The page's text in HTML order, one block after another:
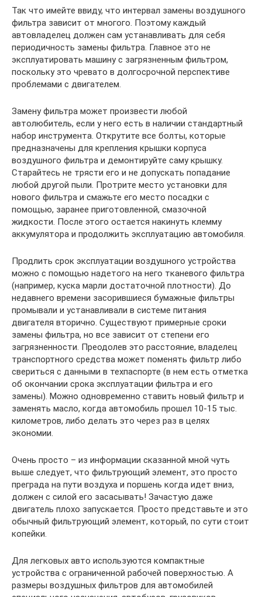
Так что имейте ввиду, что интервал замены воздушного
фильтра зависит от многого. Поэтому каждый
автовладелец должен сам устанавливать для себя
периодичность замены фильтра. Главное это не
эксплуатировать машину с загрязненным фильтром,
поскольку это чревато в долгосрочной перспективе
проблемами с двигателем.
Замену фильтра может произвести любой
автолюбитель, если у него есть в наличии стандартный
набор инструмента. Открутите все болты, которые
предназначены для крепления крышки корпуса
воздушного фильтра и демонтируйте саму крышку.
Старайтесь не трясти его и не допускать попадание
любой другой пыли. Протрите место установки для
нового фильтра и смажьте его место посадки с
помощью, заранее приготовленной, смазочной
жидкости. После этого остается накинуть клемму
аккумулятора и продолжить эксплуатацию автомобиля.
Продлить срок эксплуатации воздушного устройства
можно с помощью надетого на него тканевого фильтра
(например, куска марли достаточной плотности). До
недавнего времени засорившиеся бумажные фильтры
промывали и устанавливали в системе питания
двигателя вторично. Существуют примерные сроки
замены фильтра, но все зависит от степени его
загрязненности. Преодолев это расстояние, владелец
транспортного средства может поменять фильтр либо
свериться с данными в техпаспорте (в нем есть отметка
об окончании срока эксплуатации фильтра и его
замены). Можно одновременно ставить новый фильтр и
заменять масло, когда автомобиль прошел 10-15 тыс.
километров, либо делать это через раз в целях
экономии.
Очень просто – из информации сказанной мной чуть
выше следует, что фильтрующий элемент, это просто
преграда на пути воздуха и поршень когда идет вниз,
должен с силой его засасывать! Зачастую даже
двигатель плохо запускается. Просто представьте и это
обычный фильтрующий элемент, который, по сути стоит
копейки.
Для легковых авто используются компактные
устройства с ограниченной рабочей поверхностью. А
размеры воздушных фильтров для автомобилей